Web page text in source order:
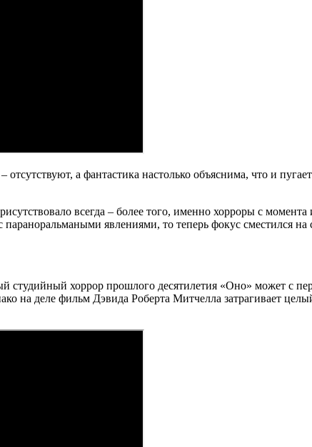
а фантастика настолько объяснима, что и
всегда – более того, именно хорроры с
параноральмаными явлениями, то теперь фокус сместился
хоррор прошлого десятилетия «Оно» может с
на деле фильм Дэвида Роберта Митчелла затрагивает